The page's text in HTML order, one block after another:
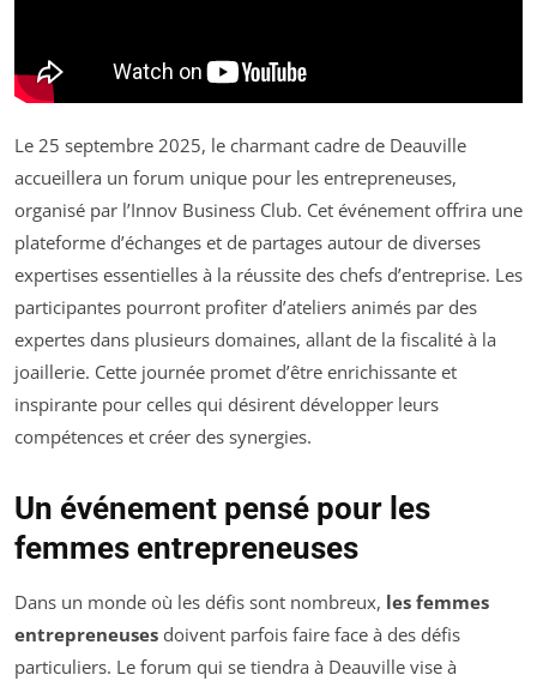
Le 25 septembre 2025, le charmant cadre de Deauville
accueillera un forum unique pour les entrepreneuses,
organisé par l’Innov Business Club. Cet événement offrira une
plateforme d’échanges et de partages autour de diverses
expertises essentielles à la réussite des chefs d’entreprise. Les
participantes pourront profiter d’ateliers animés par des
expertes dans plusieurs domaines, allant de la fiscalité à la
joaillerie. Cette journée promet d’être enrichissante et
inspirante pour celles qui désirent développer leurs
compétences et créer des synergies.
Un événement pensé pour les
femmes entrepreneuses
Dans un monde où les défis sont nombreux, les femmes
entrepreneuses doivent parfois faire face à des défis
particuliers. Le forum qui se tiendra à Deauville vise à